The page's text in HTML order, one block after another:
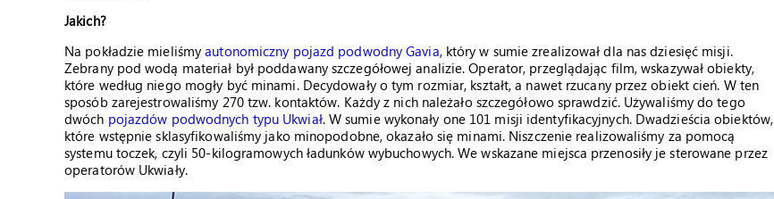
Jakich?
Na pokładzie mieliśmyautonomiczny pojazd podwodny Gavia, który w sumie zrealizował dla nas dziesięć misji.
Zebrany pod wodą materiał był poddawany szczegółowej analizie. Operator, przeglądając film, wskazywał obiekty,
które według niego mogły być minami. Decydowały o tym rozmiar, kształt, a nawet rzucany przez obiekt cień. W ten
sposób zarejestrowaliśmy 270 tzw. kontaktów. Każdy z nich należało szczegółowo sprawdzić. Używaliśmy do tego
dwóch pojazdów podwodnych typu Ukwiał. W sumie wykonały one 101 misji identyfikacyjnych. Dwadzieścia obiektów,
które wstępnie sklasyfikowaliśmy jako minopodobne, okazało się minami. Niszczenie realizowaliśmy za pomocą
systemu toczek, czyli 50-kilogramowych ładunków wybuchowych. We wskazane miejsca przenosiły je sterowane przez
operatorów Ukwiały.